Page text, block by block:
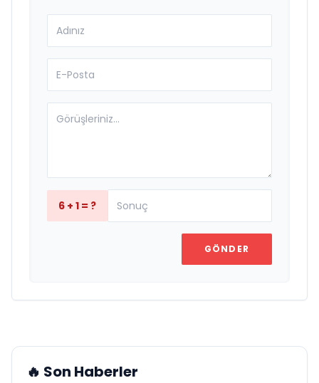
6 + 1 = ?
GÖNDER
🔥 Son Haberler